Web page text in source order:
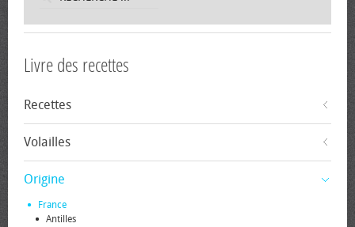
Livre des recettes
Recettes
Volailles
Origine
France
Antilles